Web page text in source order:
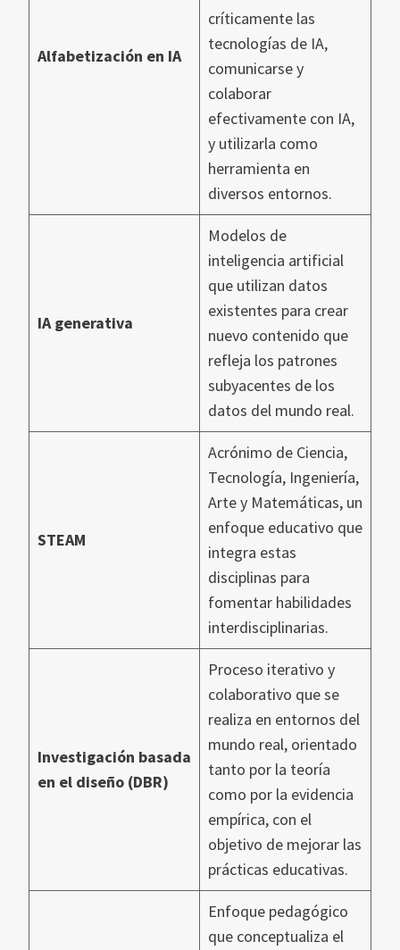
Alfabetización en IA
críticamente las
tecnologías de IA,
comunicarse y
colaborar
efectivamente con IA,
y utilizarla como
herramienta en
diversos entornos.
IA generativa
Modelos de
inteligencia artificial
que utilizan datos
existentes para crear
nuevo contenido que
refleja los patrones
subyacentes de los
datos del mundo real.
STEAM
Acrónimo de Ciencia,
Tecnología, Ingeniería,
Arte y Matemáticas, un
enfoque educativo que
integra estas
disciplinas para
fomentar habilidades
interdisciplinarias.
Investigación basada
en el diseño (DBR)
Proceso iterativo y
colaborativo que se
realiza en entornos del
mundo real, orientado
tanto por la teoría
como por la evidencia
empírica, con el
objetivo de mejorar las
prácticas educativas.
Enfoque pedagógico
que conceptualiza el